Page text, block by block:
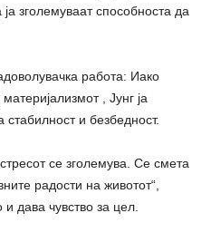
зголемуваат способноста да
работа: Иако
, Јунг ја
и безбедност.
се зголемува. Се смета
радости на животот“,
и дава чувство за цел.